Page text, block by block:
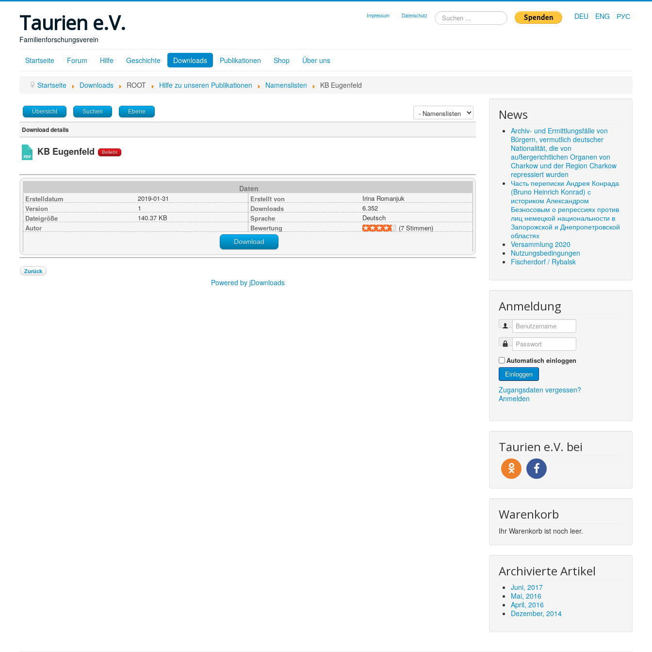
DEU ENG РУС
Suchen
...
Impressum Datenschutz
Taurien e.V.
Familienforschungsverein
Startseite Forum Hilfe Geschichte Downloads Publikationen Shop Über uns
Startseite Downloads ROOT Hilfe zu unseren Publikationen Namenslisten KB Eugenfeld
Übersicht Suchen Ebene
Download details
KB Eugenfeld Beliebt
Daten
Erstelldatum
2019-01-31
Version
1
Dateigröße
140.37 KB
Autor
Erstellt von
Irina Romanjuk
Downloads
6.352
Sprache
Deutsch
Bewertung
(7 Stimmen)
Download
Zurück
Powered by jDownloads
News
Archiv- und Ermittlungsfälle von
Bürgern, vermutlich deutscher
Nationalität, die von
außergerichtlichen Organen von
Charkow und der Region Charkow
repressiert wurden
Часть переписки Андрея Конрада
(Bruno Heinrich Konrad) с
историком Александром
Безносовым о репрессиях против
лиц немецкой национальности в
Запорожской и Днепропетровской
областях
Versammlung 2020
Nutzungsbedingungen
Fischerdorf / Rybalsk
Anmeldung
Automatisch einloggen
Einloggen
Zugangsdaten vergessen?
Anmelden
Taurien e.V. bei
Warenkorb
Ihr Warenkorb ist noch leer.
Archivierte Artikel
Juni, 2017
Mai, 2016
April, 2016
Dezember, 2014